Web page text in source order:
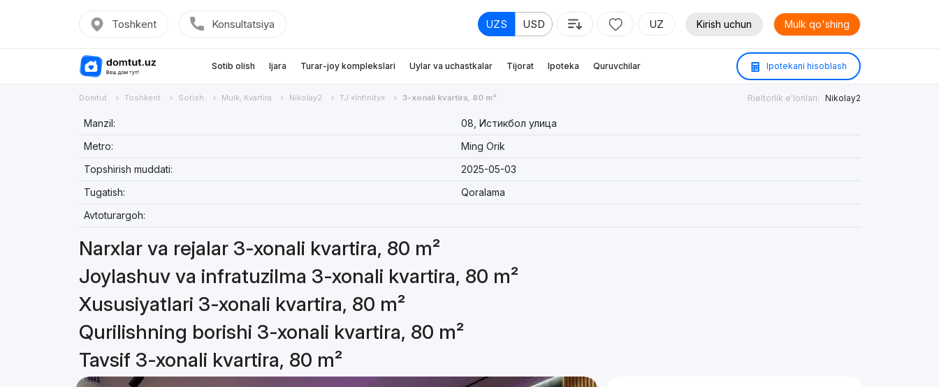
Toshkent Konsultatsiya UZS USD UZ Kirish uchun Mulk qo'shing
Sotib olish Ijara Turar-joy komplekslari Uylar va uchastkalar Tijorat Ipoteka Quruvchilar Ipotekani hisoblash
Domtut Toshkent Sotish Mulk, Kvartira Nikolay2 TJ «Infinity» 3-xonali kvartira, 80 m² Rieltorlik e'lonlari: Nikolay2
Manzil:
08, Истикбол улица
Metro:
Ming Orik
Topshirish muddati:
2025-05-03
Tugatish:
Qoralama
Avtoturargoh:
Narxlar va rejalar 3-xonali kvartira, 80 m²
Joylashuv va infratuzilma 3-xonali kvartira, 80 m²
Xususiyatlari 3-xonali kvartira, 80 m²
Qurilishning borishi 3-xonali kvartira, 80 m²
Tavsif 3-xonali kvartira, 80 m²